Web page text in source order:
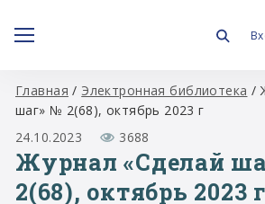
Главная / Электронная библиотека /
шаг» № 2(68), октябрь 2023 г
24.10.2023
3688
Журнал «Сделай
2(68), октябрь 2023 г